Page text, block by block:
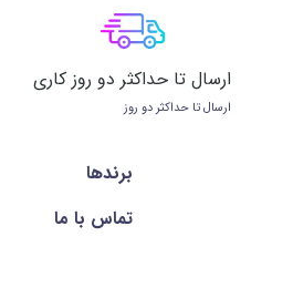
ارسال تا حداکثر دو روز کاری
ارسال تا حداکثر دو روز
برندها
تماس با ما